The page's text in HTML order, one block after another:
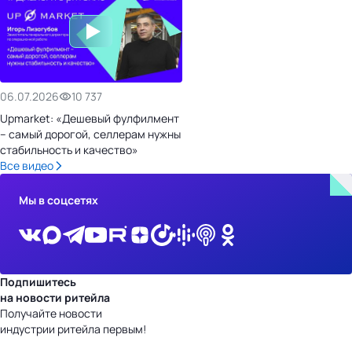
06.07.2026
10 737
Upmarket: «Дешевый фулфилмент
– самый дорогой, селлерам нужны
стабильность и качество»
Все видео
Мы в соцсетях
Подпишитесь
на новости ритейла
Получайте новости
индустрии ритейла первым!